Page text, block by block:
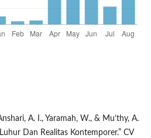
A. I., Yaramah, W., & Mu’thy, A.
Dan Realitas Kontemporer.” CV